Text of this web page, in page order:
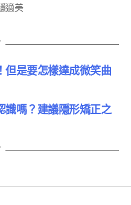
適美
但是要怎樣達成微笑曲
識嗎？建議隱形矯正之